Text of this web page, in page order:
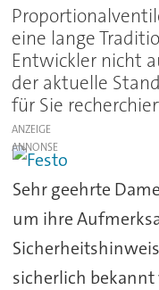
eine lange
Entwickler nicht
der aktuelle
für Sie
ANZEIGE
Sehr geehrte
um ihre
sicherlich bekannt